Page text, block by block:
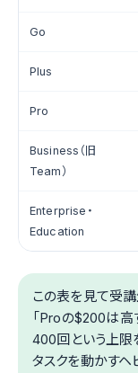
Go
Plus
Pro
Business（旧
Team）
Enterprise・
Education
この表を見て受
「Proの$200は高
400回という上限
タスクを動かすヘ